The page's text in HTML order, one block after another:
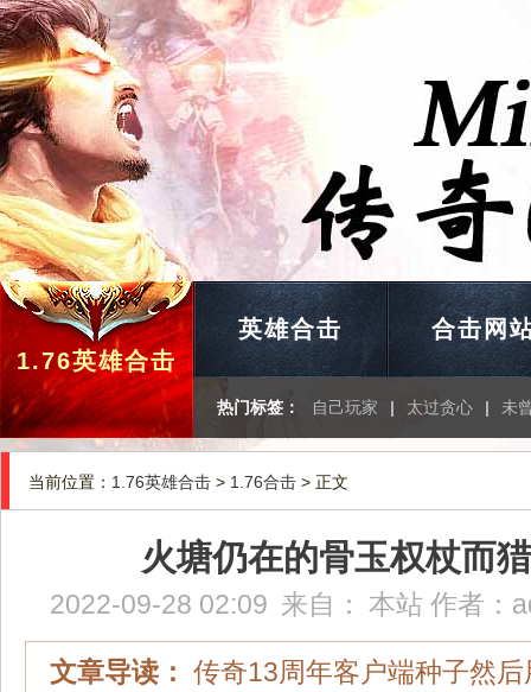
1.76英雄合击
英雄合击 合击网
热门标签： 自己玩家 | 太过贪心 | 未
当前位置： 1.76英雄合击 > 1.76合击 > 正文
火塘仍在的骨玉权杖而
2022-09-28 02:09 来自： 本站 作者：
文章导读： 传奇13周年客户端种子然